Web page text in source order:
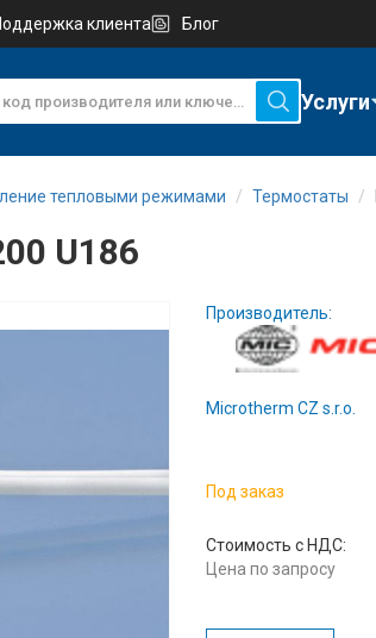
клиента Блог
Услуги
тепловыми режимами Термостаты
U186
Производитель:
Microtherm CZ s.r.o.
Под заказ
Стоимость с НДС:
Цена по запросу